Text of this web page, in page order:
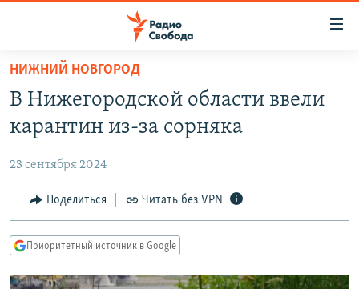
упрощенного
доступа
основному
Вернутся
главной
навигации
Вернутся
АВТОРСКИЕ ПРОЕКТЫ
ЦИТАТЫ СВОБОДЫ
МНЕНИЯ
IDEL.РЕАЛИИ
НИЖНИЙ НОВГОРОД
В Нижегородской области ввели
карантин из-за сорняка
23 сентября 2024
Поделиться Читать без VPN
Приоритетный источник в Google